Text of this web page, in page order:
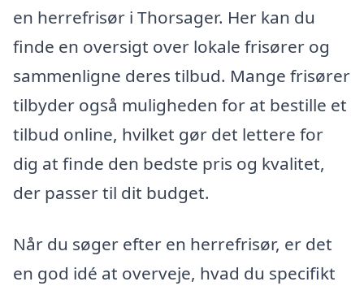
en herrefrisør i Thorsager. Her kan du
finde en oversigt over lokale frisører og
sammenligne deres tilbud. Mange frisører
tilbyder også muligheden for at bestille et
tilbud online, hvilket gør det lettere for
dig at finde den bedste pris og kvalitet,
der passer til dit budget.
Når du søger efter en herrefrisør, er det
en god idé at overveje, hvad du specifikt